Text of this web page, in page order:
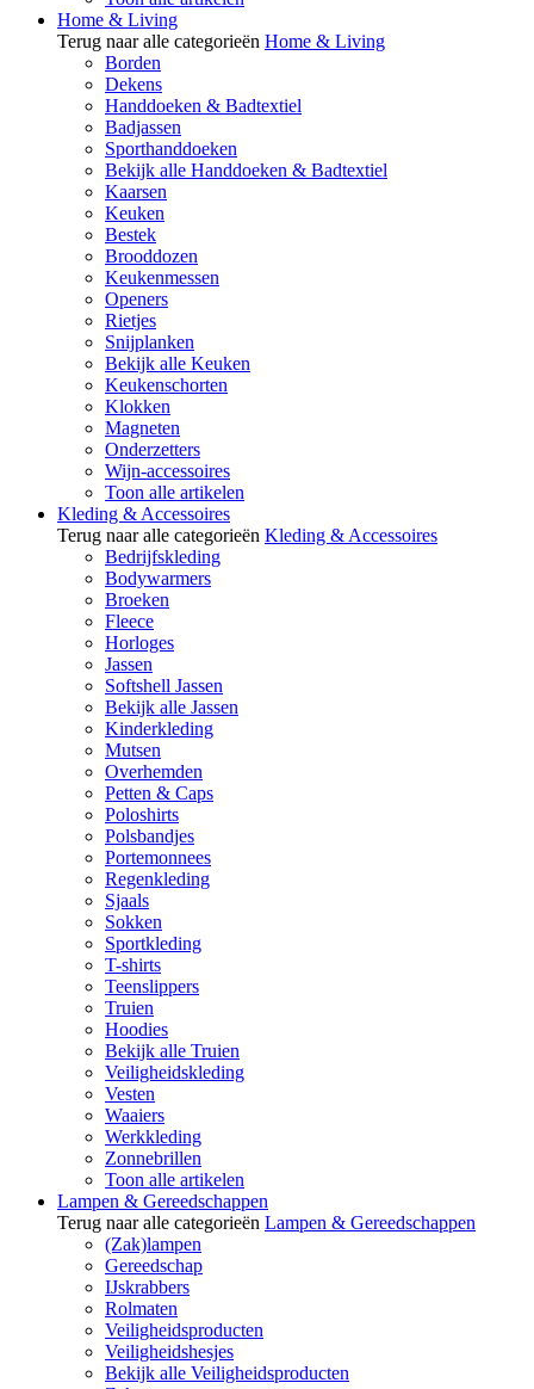
Home & Living
Terug naar alle categorieën Home & Living
Borden
Dekens
Handdoeken & Badtextiel
Badjassen
Sporthanddoeken
Bekijk alle Handdoeken & Badtextiel
Kaarsen
Keuken
Bestek
Brooddozen
Keukenmessen
Openers
Rietjes
Snijplanken
Bekijk alle Keuken
Keukenschorten
Klokken
Magneten
Onderzetters
Wijn-accessoires
Toon alle artikelen
Kleding & Accessoires
Terug naar alle categorieën Kleding & Accessoires
Bedrijfskleding
Bodywarmers
Broeken
Fleece
Horloges
Jassen
Softshell Jassen
Bekijk alle Jassen
Kinderkleding
Mutsen
Overhemden
Petten & Caps
Poloshirts
Polsbandjes
Portemonnees
Regenkleding
Sjaals
Sokken
Sportkleding
T-shirts
Teenslippers
Truien
Hoodies
Bekijk alle Truien
Veiligheidskleding
Vesten
Waaiers
Werkkleding
Zonnebrillen
Toon alle artikelen
Lampen & Gereedschappen
Terug naar alle categorieën Lampen & Gereedschappen
(Zak)lampen
Gereedschap
IJskrabbers
Rolmaten
Veiligheidsproducten
Veiligheidshesjes
Bekijk alle Veiligheidsproducten